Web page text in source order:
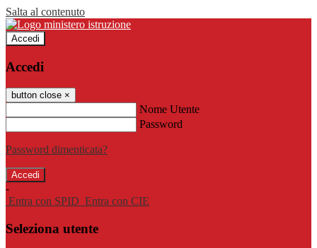
Salta al contenuto
Accedi
Accedi
button close ×
Nome Utente
Password
Password dimenticata?
-
Entra con SPID Entra con CIE
Seleziona utente